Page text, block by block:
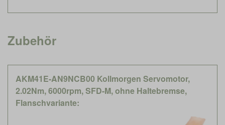
Zubehör
AKM41E-AN9NCB00 Kollmorgen Servomotor,
2.02Nm, 6000rpm, SFD-M, ohne Haltebremse,
Flanschvariante: